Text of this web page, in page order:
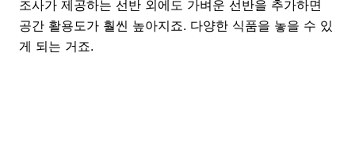
조사가 제공하는 선반 외에도 가벼운 선반을 추가하면
공간 활용도가 훨씬 높아지죠. 다양한 식품을 놓을 수 있
게 되는 거죠.